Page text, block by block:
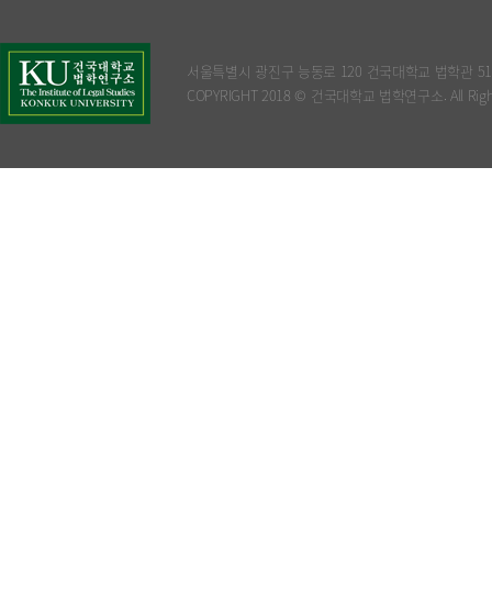
서울특별시 광진구 능동로 120 건국대학교 법학관
COPYRIGHT 2018 © 건국대학교 법학연구소. All